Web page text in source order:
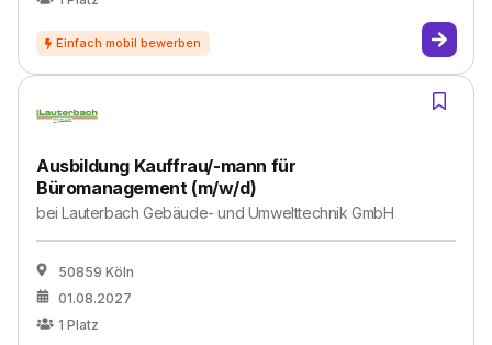
Ausbildung Kauffrau/-mann für
Büromanagement (m/w/d)
beiLauterbach Gebäude- und Umwelttechnik GmbH
50859 Köln
01.08.2027
1 Platz